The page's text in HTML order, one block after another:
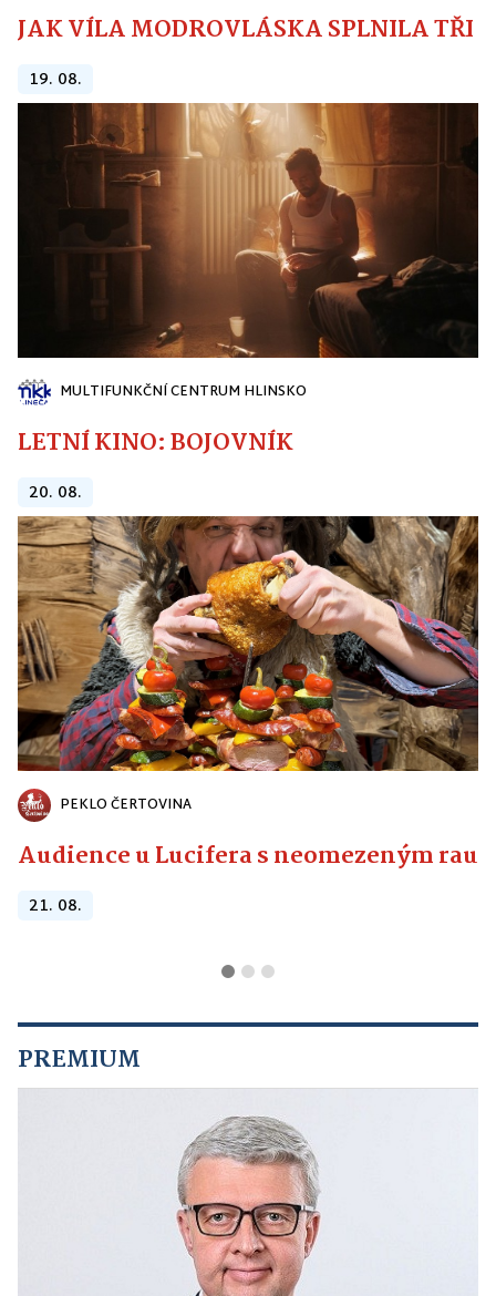
JAK VÍLA MODROVLÁSKA SPLNILA
19. 08.
MULTIFUNKČNÍ CENTRUM HLINSKO
LETNÍ KINO: BOJOVNÍK
20. 08.
PEKLO ČERTOVINA
Audience u Lucifera s neomezeným
21. 08.
PREMIUM